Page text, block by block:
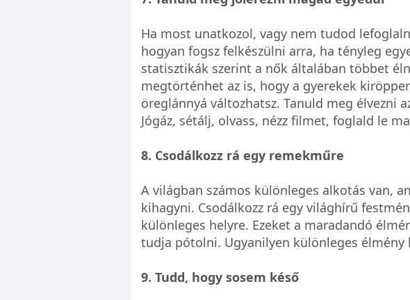
Ha most unatkozol, vagy nem tudod
hogyan fogsz felkészülni arra, ha tényleg
statisztikák szerint a nők általában többet
megtörténhet az is, hogy a gyerekek
öreglánnyá változhatsz. Tanuld meg élvezni
Jógáz, sétálj, olvass, nézz filmet, foglald le
8. Csodálkozz rá egy remekműre
A világban számos különleges alkotás van,
kihagyni. Csodálkozz rá egy világhírű
különleges helyre. Ezeket a maradandó
tudja pótolni. Ugyanilyen különleges élmény
9. Tudd, hogy sosem késő